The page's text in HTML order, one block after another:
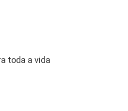
toda a vida